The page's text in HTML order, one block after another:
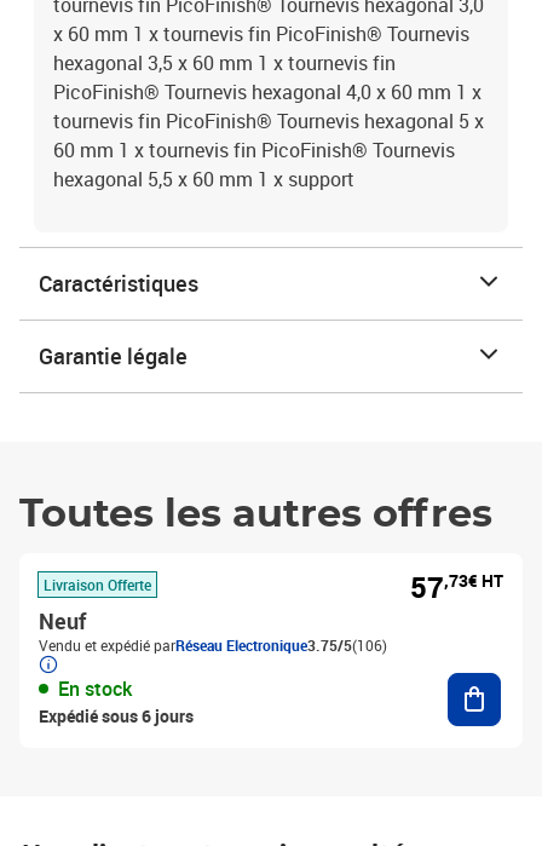
x 60 mm 1 x tournevis fin PicoFinish® Tournevis
hexagonal 3,5 x 60 mm 1 x tournevis fin
PicoFinish® Tournevis hexagonal 4,0 x 60 mm 1 x
tournevis fin PicoFinish® Tournevis hexagonal 5 x
60 mm 1 x tournevis fin PicoFinish® Tournevis
hexagonal 5,5 x 60 mm 1 x support
Caractéristiques
Garantie légale
Toutes les autres offres
Livraison Offerte
Neuf
Vendu et expédié parRéseau Electronique3.75/5(106)
En stock
Expédié sous 6 jours
57,73€ HT